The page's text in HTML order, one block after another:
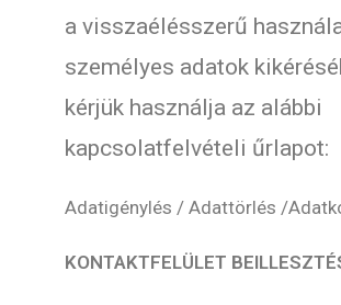
a visszaélésszerű
személyes adatok
kérjük használja az alábbi
kapcsolatfelvételi űrlapot:
Adatigénylés / Adattörlés /
KONTAKTFELÜLET